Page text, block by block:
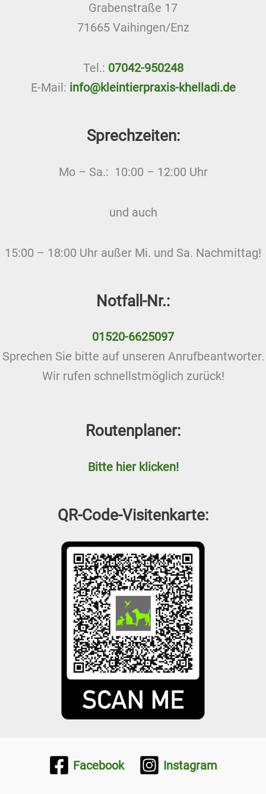
Grabenstraße 17
71665 Vaihingen/Enz
Tel.: 07042-950248
E-Mail: info@kleintierpraxis-khelladi.de
Sprechzeiten:
Mo – Sa.: 10:00 – 12:00 Uhr
und auch
15:00 – 18:00 Uhr außer Mi. und Sa. Nachmittag!
Notfall-Nr.:
01520-6625097
Sprechen Sie bitte auf unseren Anrufbeantworter.
Wir rufen schnellstmöglich zurück!
Routenplaner:
Bitte hier klicken!
QR-Code-Visitenkarte:
Facebook Instagram